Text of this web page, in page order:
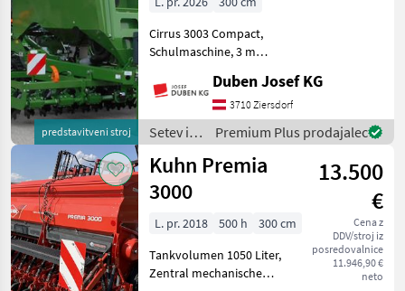
predstavitveni stroj
Cirrus 3003 Compact,
Schulmaschine, 3 m
Tankinhalt, kurze und
wendige Bauweise, inkl.
Matrix-Reifensatz, 24 x
RoTec-
Doppelscheibenschar mit
Duben Josef KG
3710 Ziersdorf
Setev in
nega /
Amazone
Premium Plus prodajalec
Kuhn Premia
3000
13.500
€
Cena z
DDV/stroj iz
posredovalnice
11.946,90 €
neto
L. pr. 2018 500 h
300 cm
Tankvolumen 1050 Liter,
Zentral mechanische